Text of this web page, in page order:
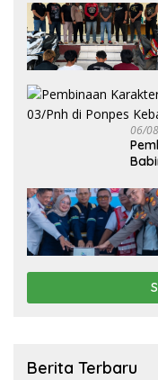
06/
Berita Terbaru